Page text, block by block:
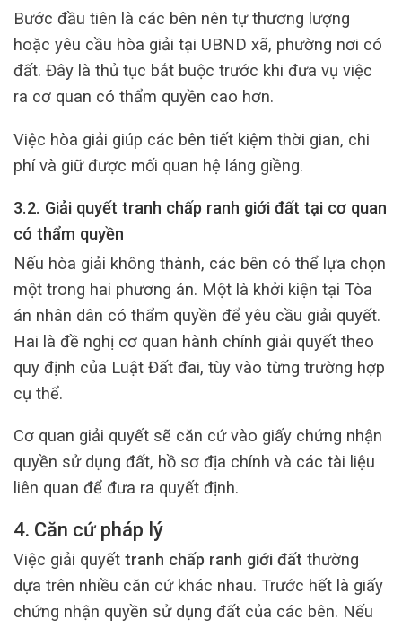
Bước đầu tiên là các bên nên tự thương lượng
hoặc yêu cầu hòa giải tại UBND xã, phường nơi có
đất. Đây là thủ tục bắt buộc trước khi đưa vụ việc
ra cơ quan có thẩm quyền cao hơn.
Việc hòa giải giúp các bên tiết kiệm thời gian, chi
phí và giữ được mối quan hệ láng giềng.
3.2. Giải quyết tranh chấp ranh giới đất tại cơ quan
có thẩm quyền
Nếu hòa giải không thành, các bên có thể lựa chọn
một trong hai phương án. Một là khởi kiện tại Tòa
án nhân dân có thẩm quyền để yêu cầu giải quyết.
Hai là đề nghị cơ quan hành chính giải quyết theo
quy định của Luật Đất đai, tùy vào từng trường hợp
cụ thể.
Cơ quan giải quyết sẽ căn cứ vào giấy chứng nhận
quyền sử dụng đất, hồ sơ địa chính và các tài liệu
liên quan để đưa ra quyết định.
4. Căn cứ pháp lý
Việc giải quyết tranh chấp ranh giới đất thường
dựa trên nhiều căn cứ khác nhau. Trước hết là giấy
chứng nhận quyền sử dụng đất của các bên. Nếu